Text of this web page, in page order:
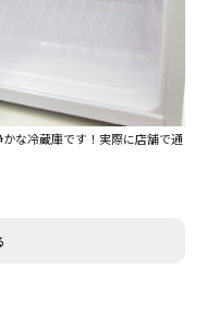
な冷蔵庫です！実際に店舗で通